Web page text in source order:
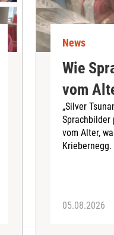
News
Wie
vom
„Silver
Sprachbilder
vom Alter,
Kriebernegg.
05.08.2026